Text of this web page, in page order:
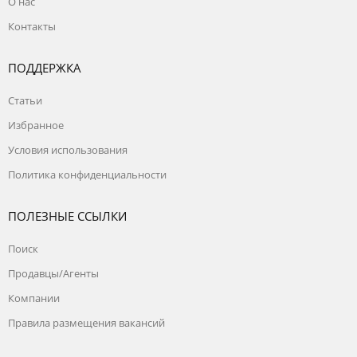
банковской картой.
- выходной.
Контакты
ПОДДЕРЖКА
Статьи
Избранное
Условия использования
Политика конфиденциальности
ПОЛЕЗНЫЕ ССЫЛКИ
Поиск
Продавцы/Агенты
Компании
Правила размещения вакансий